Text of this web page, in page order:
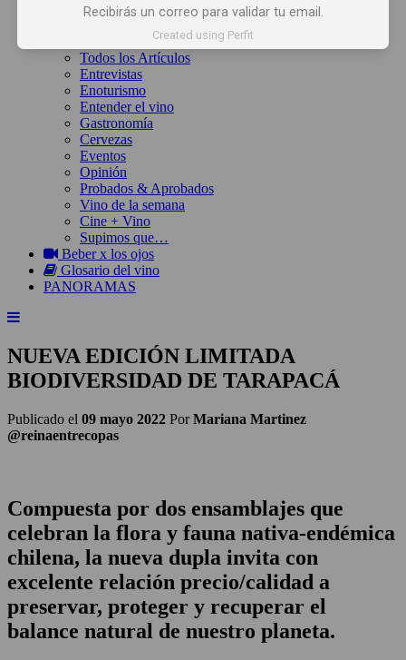
Inicio
Todos los Artículos
Entrevistas
Enoturismo
Entender el vino
Gastronomía
Cervezas
Eventos
Opinión
Probados & Aprobados
Vino de la semana
Cine + Vino
Supimos que…
Beber x los ojos
Glosario del vino
PANORAMAS
NUEVA EDICIÓN LIMITADA
BIODIVERSIDAD DE TARAPACÁ
Publicado el 09 mayo 2022 PorMariana Martinez
@reinaentrecopas
Compuesta por dos ensamblajes que
celebran la flora y fauna nativa-endémica
chilena, la nueva dupla invita con
excelente relación precio/calidad a
preservar, proteger y recuperar el
balance natural de nuestro planeta.
Recibirás un correo para validar tu email.
Created using Perfit